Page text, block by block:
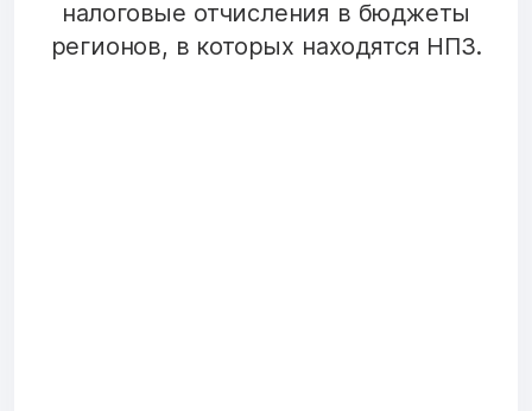
налоговые отчисления в бюджеты
регионов, в которых находятся НПЗ.